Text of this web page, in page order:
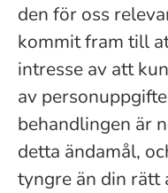
den för oss
kommit fram till
intresse av att
av
behandlingen är
detta ändamål,
tyngre än din rätt